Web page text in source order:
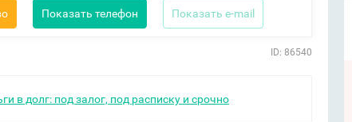
Показать телефон Показать e-mail
ID: 86540
в долг: под залог, под расписку и срочно